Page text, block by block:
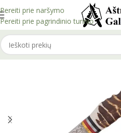
Pereiti prie naršymo
Pereiti prie pagrindinio turinio